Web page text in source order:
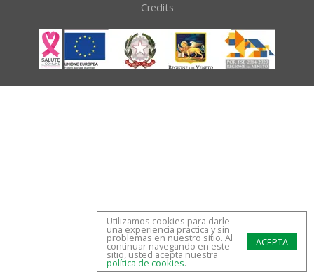
Utilizamos cookies para darle
una experiencia práctica y sin
problemas en nuestro sitio. Al
continuar navegando en este
sitio, usted acepta nuestra
política de cookies.
Credits